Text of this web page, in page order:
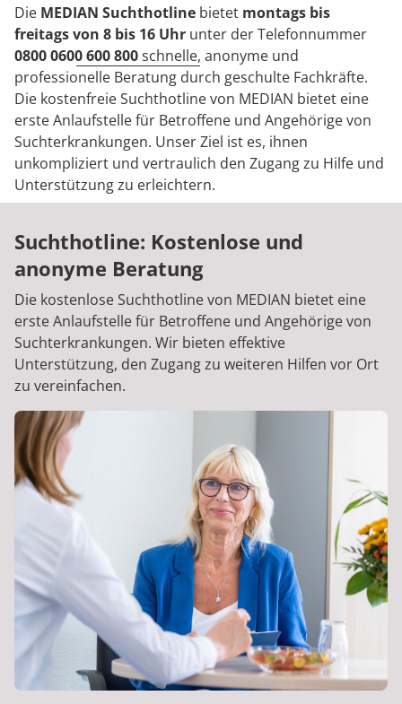
Karriere
Die MEDIAN Suchthotline bietet montags bis
freitags von 8 bis 16 Uhr unter der Telefonnummer
0800 0600 600 800schnelle, anonyme und
professionelle Beratung durch geschulte Fachkräfte.
Die kostenfreie Suchthotline von MEDIAN bietet eine
erste Anlaufstelle für Betroffene und Angehörige von
Suchterkrankungen. Unser Ziel ist es, ihnen
unkompliziert und vertraulich den Zugang zu Hilfe und
Unterstützung zu erleichtern.
Suchthotline: Kostenlose und
anonyme Beratung
Die kostenlose Suchthotline von MEDIAN bietet eine
erste Anlaufstelle für Betroffene und Angehörige von
Suchterkrankungen. Wir bieten effektive
Unterstützung, den Zugang zu weiteren Hilfen vor Ort
zu vereinfachen.